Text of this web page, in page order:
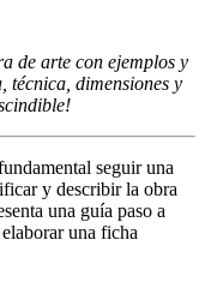
de arte con ejemplos y
técnica, dimensiones y
seguir una
y describir la obra
una guía paso a
una ficha